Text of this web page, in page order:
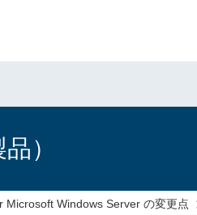
）
Microsoft Windows Server の変更点